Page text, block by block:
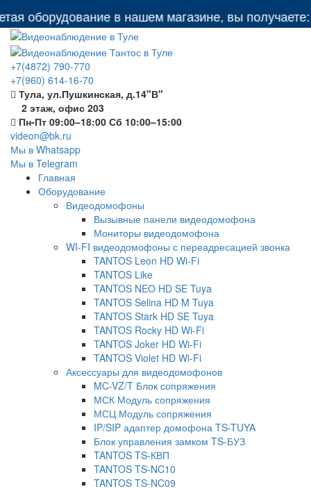
в нашем магазине, вы получаете:
+7(4872) 790-770
+7(960) 614-16-70
Тула, ул.Пушкинская, д.14"В"
2 этаж, офис 203
Пн-Пт 09:00–18:00 Сб 10:00–15:00
videon@bk.ru
Мы в Whatsapp
Мы в Telegram
Главная
Оборудование
Видеодомофоны
Вызывные панели видеодомофона
Мониторы видеодомофона
WI-FI видеодомофоны с переадресацией звонка
TANTOS Leon HD Wi-Fi
TANTOS Like
TANTOS NEO HD SE Tuya
TANTOS Selina HD M Tuya
TANTOS Stark HD SE Tuya
TANTOS Rocky HD Wi-Fi
TANTOS Joker HD Wi-Fi
TANTOS Violet HD Wi-Fi
Аксессуары для видеодомофонов
MC-VZ/T Блок сопряжения
МСК Модуль сопряжения
МСЦ Модуль сопряжения
IP/SIP адаптер домофона TS-TUYA
Блок управления замком TS-БУЗ
TANTOS TS-КВП
TANTOS TS-NC10
TANTOS TS-NC09